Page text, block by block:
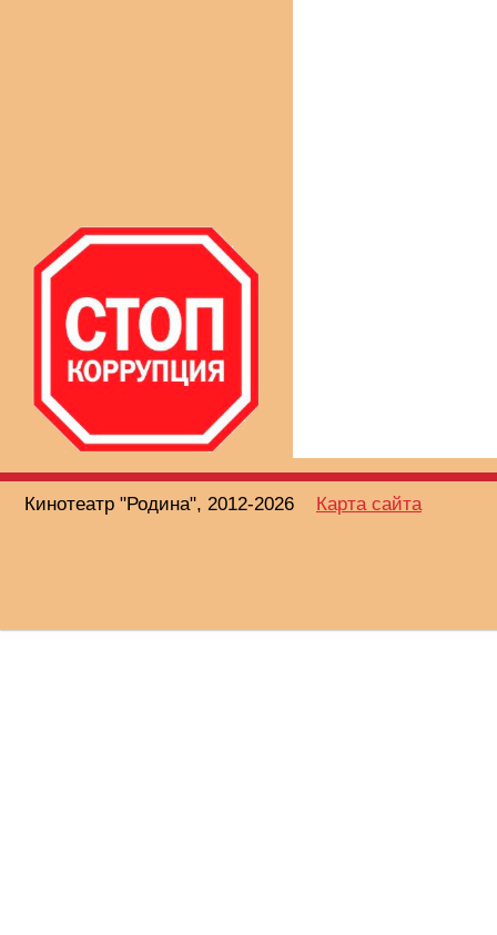
Кинотеатр "Родина", 2012-2026 Карта сайта